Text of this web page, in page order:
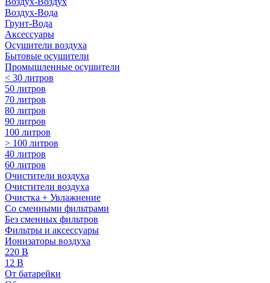
Воздух-Вода
Грунт-Вода
Аксессуары
Осушители воздуха
Бытовые осушители
Промышленные осушители
< 30 литров
50 литров
70 литров
80 литров
90 литров
100 литров
> 100 литров
40 литров
60 литров
Очистители воздуха
Очистители воздуха
Очистка + Увлажнение
Cо сменными фильтрами
Без сменных фильтров
Фильтры и аксессуары
Ионизаторы воздуха
220 В
12 В
От батарейки